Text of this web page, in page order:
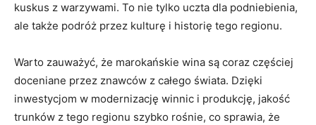
kuskus‌ z warzywami. To nie tylko uczta dla‌ podniebienia,
ale ‌także podróż przez kulturę i historię tego‌ regionu.
Warto zauważyć, że‌ marokańskie wina są​ coraz częściej
doceniane przez znawców⁢ z całego świata. Dzięki
inwestycjom w modernizację ⁤winnic i ‌produkcję,⁣ jakość
trunków z​ tego regionu⁤ szybko rośnie, co sprawia, że